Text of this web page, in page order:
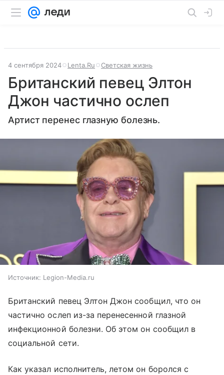
4 сентября 2024 Lenta.Ru Светская жизнь
Британский певец Элтон
Джон частично ослеп
Артист перенес глазную болезнь.
Источник: Legion-Media.ru
Британский певец Элтон Джон сообщил, что он
частично ослеп из-за перенесенной глазной
инфекционной болезни. Об этом он сообщил в
социальной сети.
Как указал исполнитель, летом он боролся с